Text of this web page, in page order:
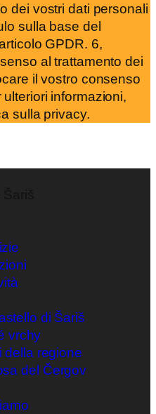
dei vostri dati personali
sulla base del
GPDR. 6,
al trattamento dei
il vostro consenso
informazioni,
sulla privacy.
di Šariš
vrchy
della regione
del Čergov